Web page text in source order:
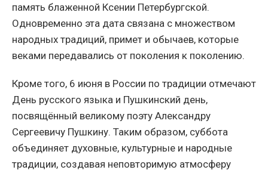
память блаженной Ксении Петербургской.
Одновременно эта дата связана с множеством
народных традиций, примет и обычаев, которые
веками передавались от поколения к поколению.
Кроме того, 6 июня в России по традиции отмечают
День русского языка и Пушкинский день,
посвящённый великому поэту Александру
Сергеевичу Пушкину. Таким образом, суббота
объединяет духовные, культурные и народные
традиции, создавая неповторимую атмосферу